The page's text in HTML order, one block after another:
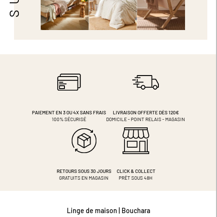
PAIEMENT EN 3 OU 4XSANS FRAIS
100% SÉCURISÉ
LIVRAISON OFFERTE DÈS 120€
DOMICILE - POINT RELAIS - MAGASIN
RETOURS SOUS 30 JOURS
GRATUITS EN MAGASIN
CLICK & COLLECT
PRÊT SOUS 48H
Linge de maison | Bouchara